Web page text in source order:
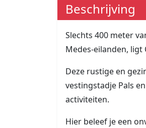
Beschrijving
Slechts 400 meter
Medes-eilanden, ligt
Deze rustige en
vestingstadje Pals
activiteiten.
Hier beleef je een